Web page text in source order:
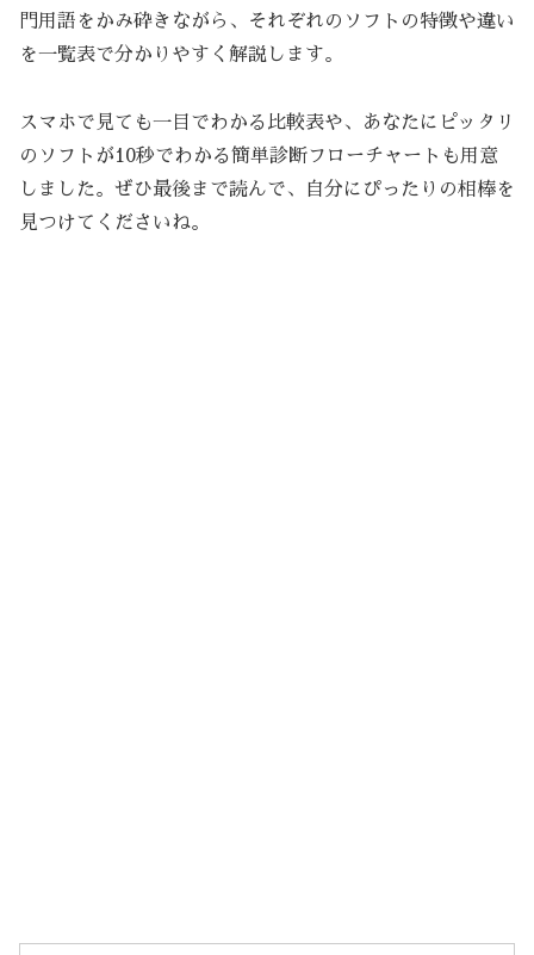
門用語をかみ砕きながら、それぞれのソフトの特徴や違い
を一覧表で分かりやすく解説します。
スマホで見ても一目でわかる比較表や、あなたにピッタリ
のソフトが10秒でわかる簡単診断フローチャートも用意
しました。ぜひ最後まで読んで、自分にぴったりの相棒を
見つけてくださいね。